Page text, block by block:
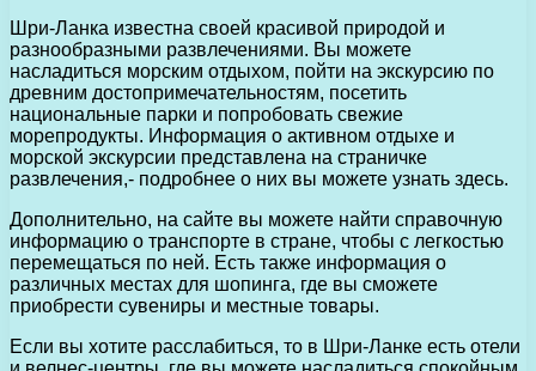
Шри-Ланка известна своей красивой природой и
разнообразными развлечениями. Вы можете
насладиться морским отдыхом, пойти на экскурсию по
древним достопримечательностям, посетить
национальные парки и попробовать свежие
морепродукты. Информация о активном отдыхе и
морской экскурсии представлена на страничке
развлечения,- подробнее о них вы можете узнать здесь.
Дополнительно, на сайте вы можете найти справочную
информацию о транспорте в стране, чтобы с легкостью
перемещаться по ней. Есть также информация о
различных местах для шопинга, где вы сможете
приобрести сувениры и местные товары.
Если вы хотите расслабиться, то в Шри-Ланке есть отели